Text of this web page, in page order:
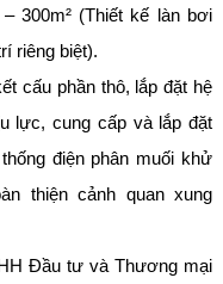
– 300m² (Thiết kế làn bơi
riêng biệt).
cấu phần thô, lắp đặt hệ
lực, cung cấp và lắp đặt
điện phân muối khử
thiện cảnh quan xung
Đầu tư và Thương mại